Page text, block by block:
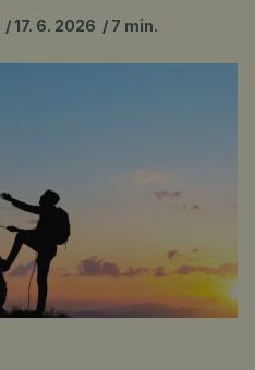
17. 6. 2026 7 min.